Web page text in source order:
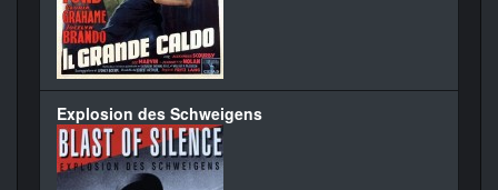
Explosion des Schweigens